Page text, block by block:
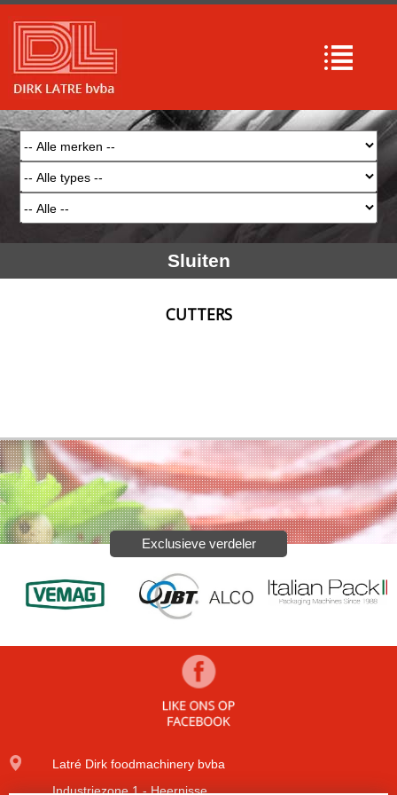
Sluiten
CUTTERS
Exclusieve verdeler
Latré Dirk foodmachinery bvba
Industriezone 1 - Heernisse